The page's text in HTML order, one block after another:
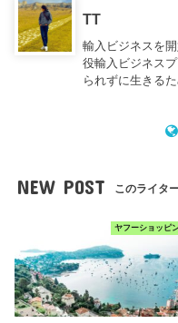
TT
輸入ビジネスを
役輸入ビジネス
られずに生きる
NEW POST このライタ
ヤフーショッピ